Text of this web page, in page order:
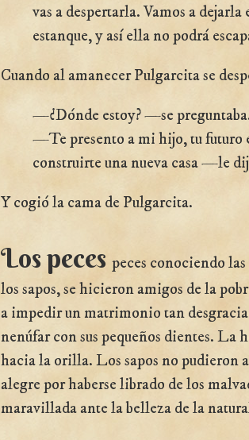
vas a despertarla. Vamos a
estanque, y así ella no podrá
Cuando al amanecer Pulgarcita se
—¿Dónde estoy? —se
—Te presento a mi hijo, tu futuro
construirte una nueva casa —le
Y cogió la cama de Pulgarcita.
Los peces peces conociendo
los sapos, se hicieron amigos de la
a impedir un matrimonio tan
nenúfar con sus pequeños dientes. La
hacia la orilla. Los sapos no pudieron
alegre por haberse librado de los
maravillada ante la belleza de la